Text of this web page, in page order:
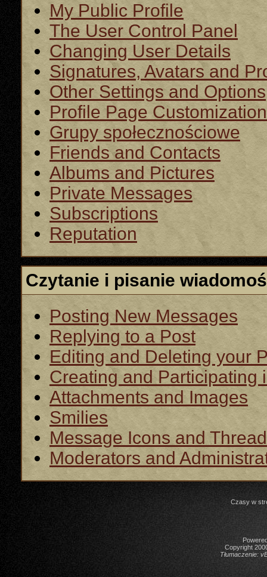
My Public Profile
The User Control Panel
Changing User Details
Signatures, Avatars and
Other Settings and Options
Profile Page Customization
Grupy społecznościowe
Friends and Contacts
Albums and Pictures
Private Messages
Subscriptions
Reputation
Czytanie i pisanie
Posting New Messages
Replying to a Post
Editing and Deleting your
Creating and Participating
Attachments and Images
Smilies
Message Icons and
Moderators and
Czasy w
Copyright
Tłumaczenie: